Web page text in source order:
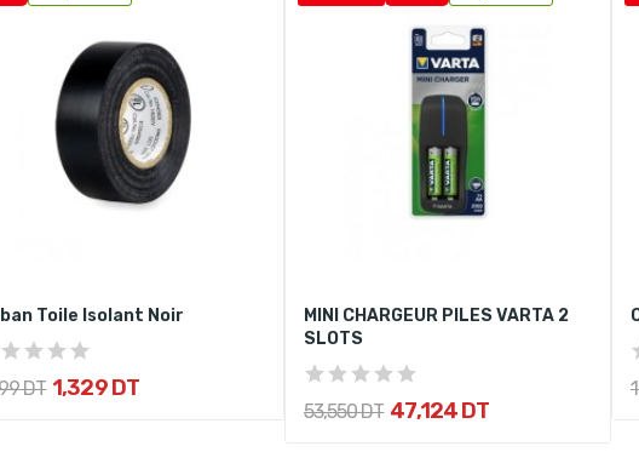
Toile Isolant Noir
DT 1,329 DT
MINI CHARGEUR PILES VARTA 2
SLOTS
53,550 DT 47,124 DT